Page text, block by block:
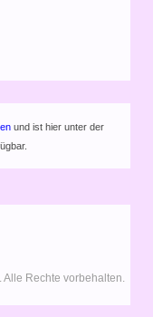
und ist hier unter der
Rechte vorbehalten.